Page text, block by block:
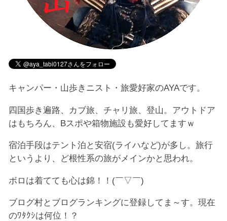
キャンパー・山歩きニスト・旅愛好家のAYAです。
四国歩き遍路、カブ旅、チャリ旅、登山。アウトドア
はもちろん、Bスポや箱物施設も愛好してますｗ
宿泊手段はテント泊と安宿(ライハなど)が多し。旅行
というより、ど根性系の旅がメインかと思われ。
ボロは着てても心は錦！！(￣▽￣)
ブログ村とブログランキングに登録してま～す。現在
のﾜﾀｸｼは何位！？